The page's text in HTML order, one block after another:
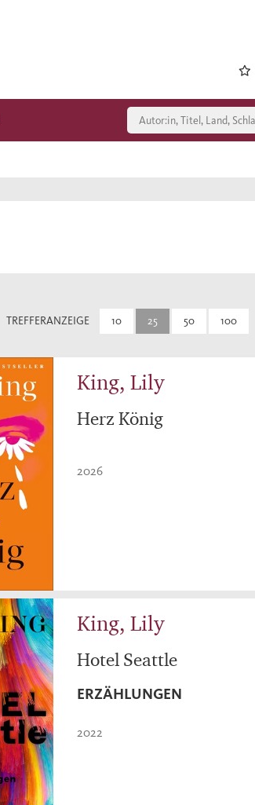
TREFFERANZEIGE 10 25 50 100
King, Lily
Herz König
2026
King, Lily
Hotel Seattle
ERZÄHLUNGEN
2022